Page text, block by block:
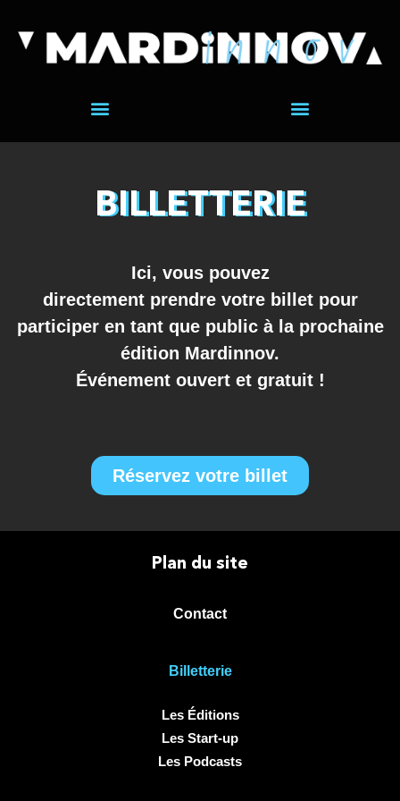
BILLETTERIE
Ici, vous pouvez
directementprendre votre billet pour
participer en tant que public à la prochaine
édition Mardinnov.
Événement ouvert et gratuit !
Réservez votre billet
Plan du site
Contact
Billetterie
Les Éditions
Les Start-up
Les Podcasts